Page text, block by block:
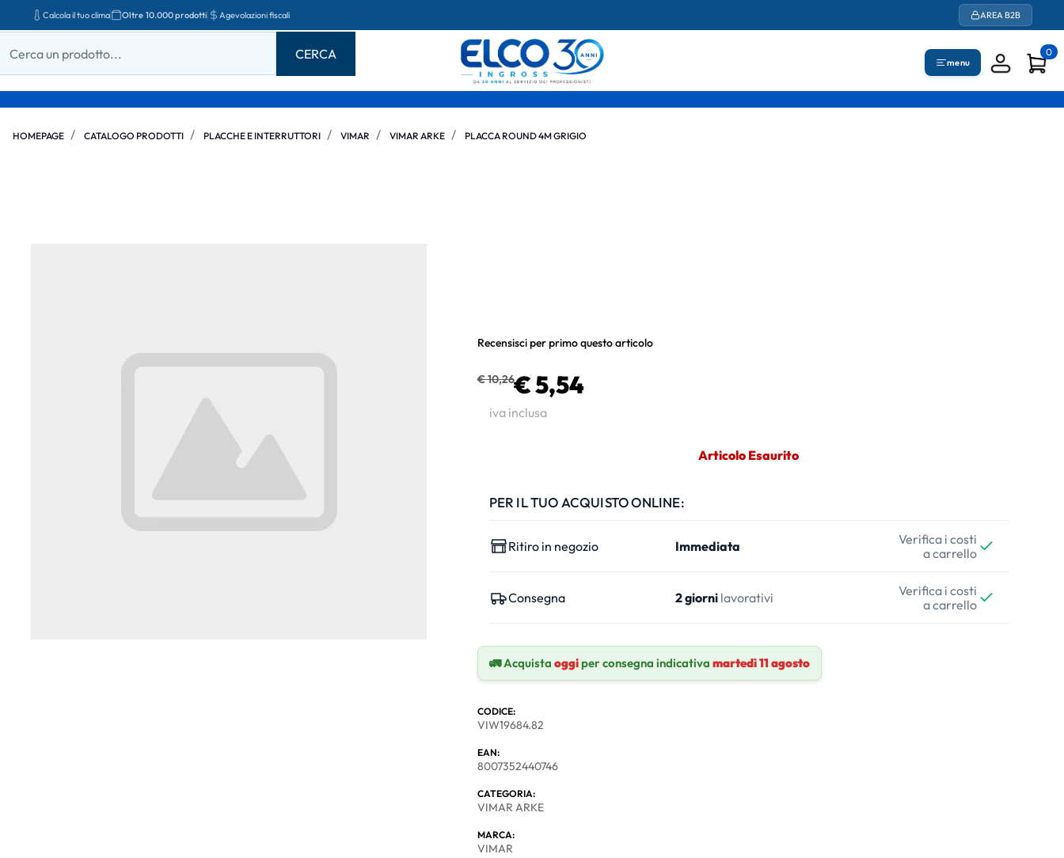
Calcola il tuo clima Oltre 10.000 prodotti Agevolazioni fiscali AREA B2B
menu
0
HOMEPAGE CATALOGO PRODOTTI PLACCHE E INTERRUTTORI VIMAR VIMAR ARKE PLACCA ROUND 4M GRIGIO
Recensisci per primo questo articolo
€ 10,26€ 5,54
iva inclusa
Articolo Esaurito
PER IL TUO ACQUISTO ONLINE:
Ritiro in negozio Immediata
Verifica i costi
a carrello
Consegna 2 giornilavorativi
Verifica i costi
a carrello
🚛 Acquista oggiper consegna indicativa martedì 11 agosto
CODICE:
VIW19684.82
EAN:
8007352440746
CATEGORIA:
VIMAR ARKE
MARCA:
VIMAR